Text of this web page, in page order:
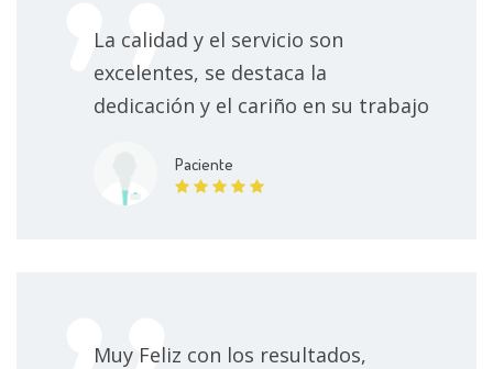
La calidad y el servicio son
excelentes, se destaca la
dedicación y el cariño en su trabajo
Paciente
Muy Feliz con los resultados,